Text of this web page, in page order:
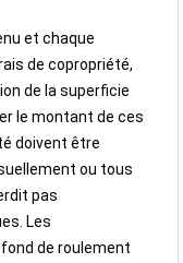
et chaque
de copropriété,
de la superficie
le montant de ces
doivent être
ou tous
pas
Les
de roulement